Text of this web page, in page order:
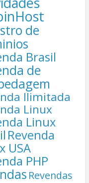
de
Brasil
de
Ilimitada
Linux
Linux
Revenda
USA
PHP
Revendas